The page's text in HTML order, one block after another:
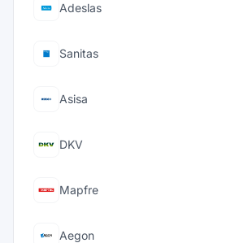
Adeslas
Sanitas
Asisa
DKV
Mapfre
Aegon